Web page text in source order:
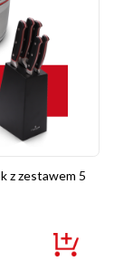
z zestawem 5